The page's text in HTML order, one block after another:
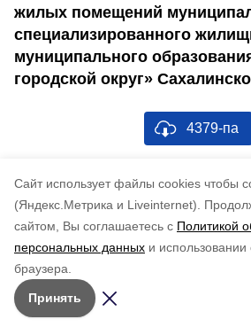
Cайт использует файлы cookies чтобы
(Яндекс.Метрика и Liveinternet).
сайтом, Вы соглашаетесь с Политикой
персональных данных и
браузера.
Принять
жилых помещений
специализированного
муниципального
городской округ»
4379-па
Понравилась статья?
по оценке